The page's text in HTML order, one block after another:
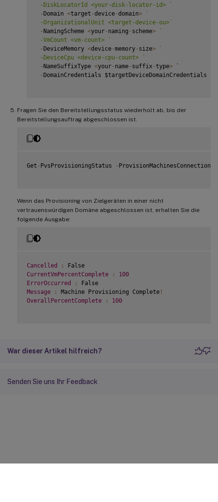
-DiskLocatorId <your-disk-locator-id>
`
-Domain <target -device-domain>
`
-OrganizationalUnit <target-device-ou>`
- NamingScheme <your- naming - scheme>
`
-VmCount <vm-count>
`
-DeviceMemory <device-memory- size>
`
-DeviceCpu <device-cpu-count>
`
- NameSuffixType <your- name- suffix-type> `
-DomainCredentials $targetDeviceDomainCredentials
Fragen Sie den Bereitstellungsstatus wiederholt ab, bis der
Bereitstellungsauftrag abgeschlossen ist.
Get - PvsProvisioningStatus -
Wenn das Provisioning von Zielgeräten in einer nicht
vertrauenswürdigen Domäne abgeschlossen ist, erhalten Sie die
folgende Ausgabe:
Cancelled :
CurrentVmPercentComplete
:
100
ErrorOccurred
:
Message
: Machine Provisioning Complete !
OverallPercentComplete
: 100
War dieser Artikel hilfreich?
Senden Sie uns Ihr Feedback